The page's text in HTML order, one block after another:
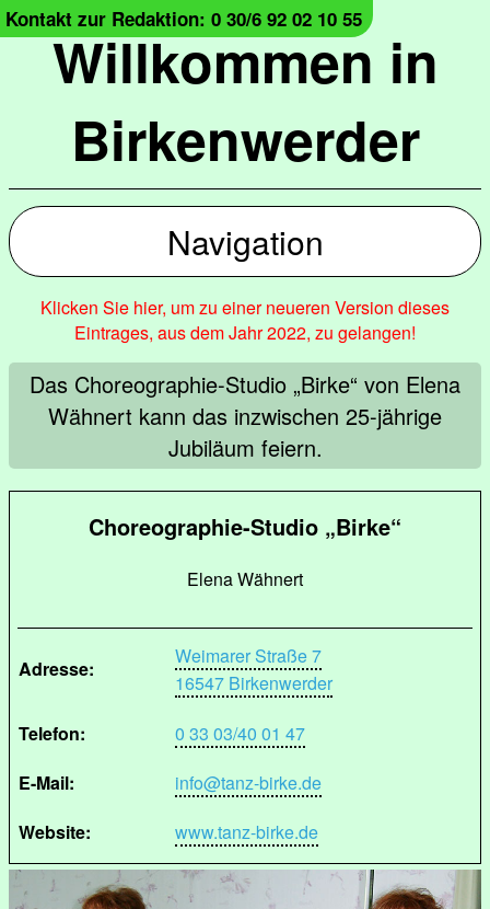
Willkommen in
Birkenwerder
Kontakt zur Redaktion: 0 30/6 92 02 10 55
Navigation
Klicken Sie hier, um zu einer neueren Version dieses
Eintrages, aus dem Jahr 2022, zu gelangen!
Das Choreographie-Studio „Birke“ von Elena
Wähnert kann das inzwischen 25-jährige
Jubiläum feiern.
Choreographie-Studio „Birke“
Elena Wähnert
Adresse:
Weimarer Straße 7
16547 Birkenwerder
Telefon:
0 33 03/40 01 47
E-Mail:
info@tanz-birke.de
Website:
www.tanz-birke.de